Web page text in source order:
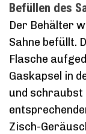
Befüllen des
Der Behälter
Sahne befüllt.
Flasche
Gaskapsel in
und schraubst
Zisch-